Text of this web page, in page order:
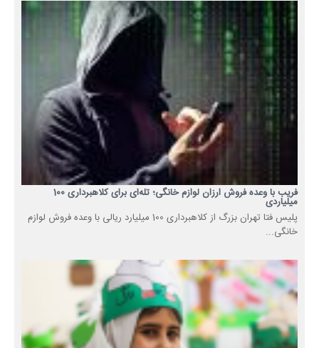
فریب با وعده فروش ارزان لوازم خانگی؛ تله‌ای برای کلاهبرداری 100
میلیاردی
پلیس فتا تهران بزرگ از کلاهبرداری 100 میلیارد ریالی با وعده فروش لوازم
خانگی...